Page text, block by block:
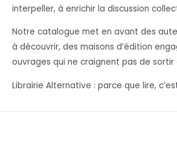
interpeller, à enrichir la discussion
Notre catalogue met en avant des
à découvrir, des maisons d’édition
ouvrages qui ne craignent pas de
Librairie Alternative : parce que lire,